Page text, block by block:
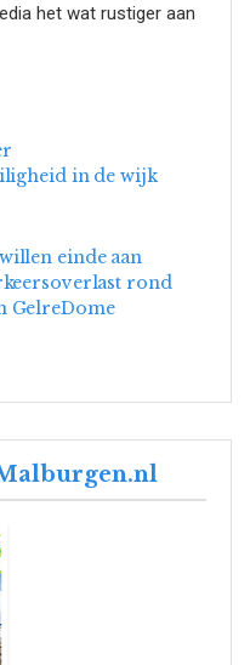
het wat rustiger aan
in de wijk
einde aan
rond
GelreDome